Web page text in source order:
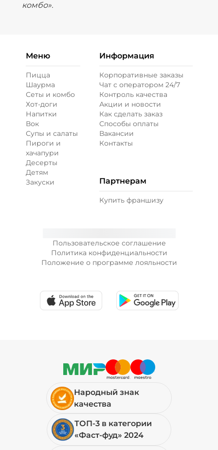
комбо».
Пользовательское соглашение
Политика конфиденциальности
Положение о программе лояльности
Меню
Пицца
Шаурма
Сеты и комбо
Хот-доги
Напитки
Вок
Супы и салаты
Пироги и
хачапури
Десерты
Детям
Закуски
Информация
Корпоративные заказы
Чат с оператором 24/7
Контроль качества
Акции и новости
Как сделать заказ
Способы оплаты
Вакансии
Контакты
Партнерам
Купить франшизу
Народный знак
качества
ТОП-3 в категории
«Фаст-фуд» 2024